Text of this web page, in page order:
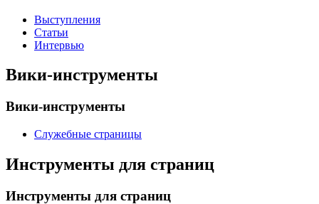
Выступления
Статьи
Интервью
Вики-инструменты
Вики-инструменты
Служебные страницы
Инструменты для страниц
Инструменты для страниц